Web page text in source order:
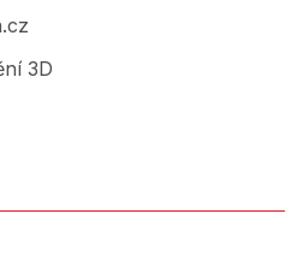
3D